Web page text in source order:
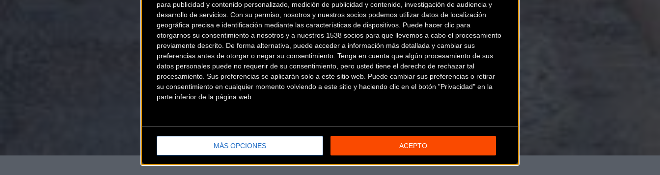
para publicidad y contenido personalizado, medición de publicidad y contenido, investigación de audiencia y
desarrollo de servicios. Con su permiso, nosotros y nuestros socios podemos utilizar datos de localización
geográfica precisa e identificación mediante las características de dispositivos. Puede hacer clic para
otorgarnos su consentimiento a nosotros y a nuestros 1538 socios para que llevemos a cabo el procesamiento
previamente descrito. De forma alternativa, puede acceder a información más detallada y cambiar sus
preferencias antes de otorgar o negar su consentimiento. Tenga en cuenta que algún procesamiento de sus
datos personales puede no requerir de su consentimiento, pero usted tiene el derecho de rechazar tal
procesamiento. Sus preferencias se aplicarán solo a este sitio web. Puede cambiar sus preferencias o retirar
su consentimiento en cualquier momento volviendo a este sitio y haciendo clic en el botón "Privacidad" en la
parte inferior de la página web.
MÁS OPCIONES ACEPTO